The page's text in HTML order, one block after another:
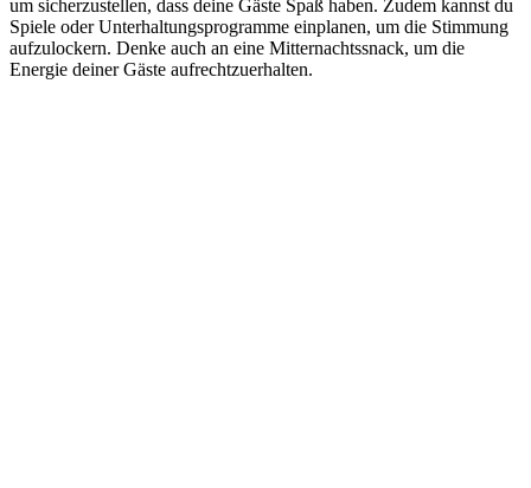
um sicherzustellen, dass deine Gäste Spaß haben. Zudem kannst du
Spiele oder Unterhaltungsprogramme einplanen, um die Stimmung
aufzulockern. Denke auch an eine Mitternachtssnack, um die
Energie deiner Gäste aufrechtzuerhalten.